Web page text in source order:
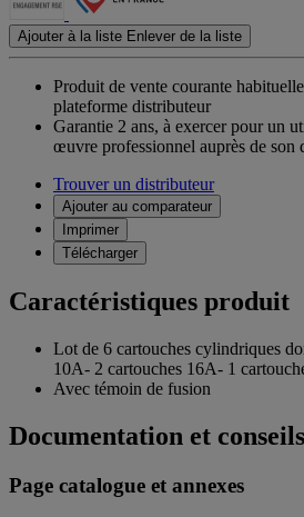
Ajouter à la liste Enlever de la liste
Produit de vente courante
plateforme distributeur
Garantie 2 ans, à exercer pour un
œuvre professionnel auprès de son
Trouver un distributeur
Ajouter au comparateur
Imprimer
Télécharger
Caractéristiques produit
Lot de 6 cartouches cylindriques
10A- 2 cartouches 16A- 1
Avec témoin de fusion
Documentation et
Page catalogue et annexes